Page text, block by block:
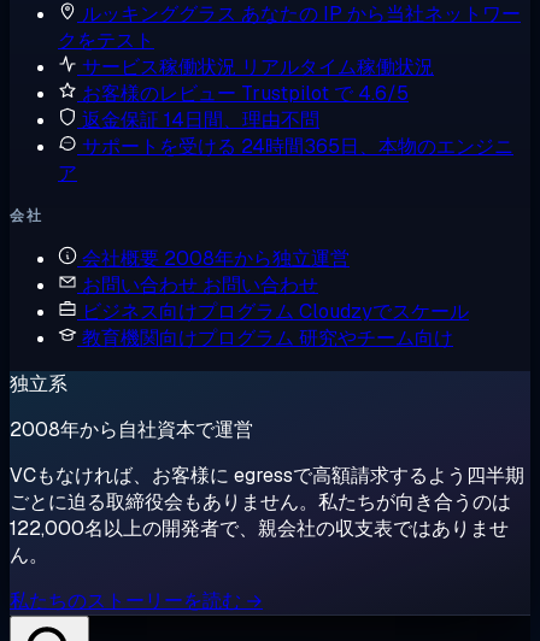
ルッキンググラス あなたの IP から当社ネットワー
クをテスト
サービス稼働状況 リアルタイム稼働状況
お客様のレビュー Trustpilot で 4.6/5
返金保証 14日間、理由不問
サポートを受ける 24時間365日、本物のエンジニ
ア
会社
会社概要 2008年から独立運営
お問い合わせ お問い合わせ
ビジネス向けプログラム Cloudzyでスケール
教育機関向けプログラム 研究やチーム向け
独立系
2008年から自社資本で運営
VCもなければ、お客様に egressで高額請求するよう四半期
ごとに迫る取締役会もありません。私たちが向き合うのは
122,000名以上の開発者で、親会社の収支表ではありませ
ん。
私たちのストーリーを読む →